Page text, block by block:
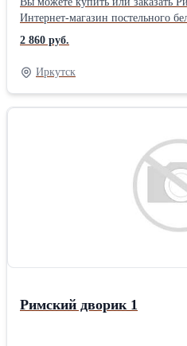
Интернет-магазин постельного
«ТехДизайн» ( Иркутск )Размер:
материал: Перкаль цвет: Зеленый
тематика: Цветы Размер:
ПВХ комплектация: Стандартная
простыни КПБ: Стандарт
2 860 руб.
Иркутск
Римский дворик 1